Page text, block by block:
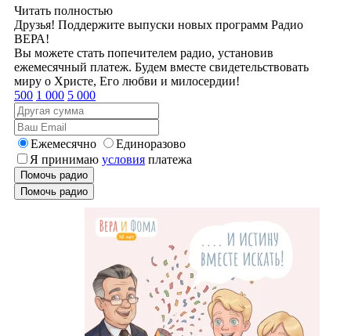
Читать полностью
Друзья! Поддержите выпуски новых программ Радио
ВЕРА!
Вы можете стать попечителем радио, установив
ежемесячный платеж. Будем вместе свидетельствовать
миру о Христе, Его любви и милосердии!
500 1 000 5 000
Ежемесячно
Единоразово
Я принимаю условия платежа
Помочь радио
Помочь радио